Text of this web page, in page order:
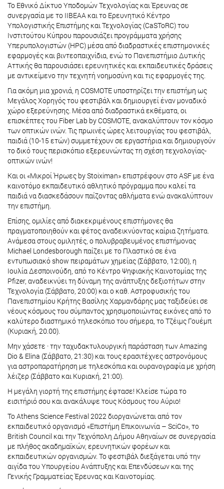
Το Εθνικό Δίκτυο Υποδομών Τεχνολογίας και Έρευνας σε
συνεργασία με το ΙΙΒΕΑΑ και το Ερευνητικό Κέντρο
Υπολογιστικής Επιστήμης και Τεχνολογίας (CaSToRC) του
Ινστιτούτου Κύπρου παρουσιάζει προγράμματα χρήσης
Υπερυπολογιστών (HPC) μέσα από διαδραστικές επιστημονικές
εφαρμογές και βιντεοπαιχνίδια, ενώ το Πανεπιστήμιο Δυτικής
Αττικής θα παρουσιάσει ερευνητικές και εκπαιδευτικές δράσεις
με αντικείμενο την τεχνητή νοημοσύνη και τις εφαρμογές της.
Για ακόμη μια χρονιά, η COSMOTE υποστηρίζει την επιστήμη ως
Μεγάλος Χορηγός του φεστιβάλ και δημιουργεί έναν μοναδικό
χώρο εξερεύνησης. Μέσα από διαδραστικά εκθέματα, οι
επισκέπτες του Fiber Lab by COSMOTE, ανακαλύπτουν τον κόσμο
των οπτικών ινών. Τις πρωινές ώρες λειτουργίας του φεστιβάλ,
παιδιά (10-15 ετών) συμμετέχουν σε εργαστήρια και δημιουργούν
το δικό τους περισκόπιο εξερευνώντας τη σχέση τεχνολογίας-
οπτικών ινών!
Και οι «Μικροί Ήρωες by Stoiximan» επιστρέφουν στο ASF με ένα
καινοτόμο εκπαιδευτικό αθλητικό πρόγραμμα που καλεί τα
παιδιά να διασκεδάσουν παίζοντας αθλήματα ενώ ανακαλύπτουν
την επιστήμη.
Επίσης, ομιλίες από διακεκριμένους επιστήμονες θα
πραγματοποιηθούν και φέτος αναδεικνύοντας καίρια ζητήματα.
Ανάμεσα στους ομιλητές, ο πολυβραβευμένος επιστήμονας
Michael Londesborough παίζει με το Πλαστικό σε ένα
εντυπωσιακό show πειραμάτων χημείας (Σάββατο, 12:00), η
Ιουλία Δεσποινούδη, από το Κέντρο Ψηφιακής Καινοτομίας της
Pfizer, αναδεικνύει τη δύναμη της ανάπτυξης δεξιοτήτων στην
Τεχνολογία (Σάββατο, 20:00) και ο καθ. Αστροφυσικής του
Πανεπιστημίου Κρήτης Βασίλης Χαρμανδάρης μας ταξιδεύει σε
νέους κόσμους του σύμπαντος χρησιμοποιώντας εικόνες από το
καλύτερο διαστημικό τηλεσκόπιο του σήμερα, το Τζέιμς Γουέμπ
(Κυριακή, 20.00).
Μην χάσετε · την ταχυδακτυλουργική παράσταση των Amazing
Dio & Elina (Σάββατο, 21:30) και τους ερασιτέχνες αστρονόμους
για αστροπαρατήρηση με τηλεσκόπια και ουρανογραφία με χρήση
λέιζερ (Σάββατο και Κυριακή, 21:00).
Η μεγάλη γιορτή της επιστήμης έφτασε! Κλείσε τώρα το
εισιτήριό σου και ανακάλυψε τους Κόσμους του Αύριο!
Το Athens Science Festival 2022 διοργανώνεται από τον
εκπαιδευτικό οργανισμό «Επιστήμη Επικοινωνία – SciCo», το
British Council και την Τεχνόπολη Δήμου Αθηναίων σε συνεργασία
με πλήθος ακαδημαϊκών, ερευνητικών φορέων και
εκπαιδευτικών οργανισμών. Το φεστιβάλ διεξάγεται υπό την
αιγίδα του Υπουργείου Ανάπτυξης και Επενδύσεων και της
Γενικής Γραμματείας Έρευνας και Καινοτομίας.